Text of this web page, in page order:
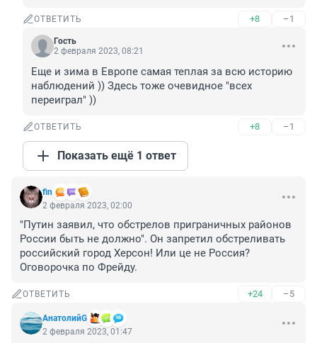
ОТВЕТИТЬ +8 –1
Гость
2 февраля 2023, 08:21
Еще и зима в Европе самая теплая за всю историю
наблюдений )) Здесь тоже очевидное "всех
переиграл" ))
ОТВЕТИТЬ +8 –1
Показать ещё 1 ответ
fin
2 февраля 2023, 02:00
"Путин заявил, что обстрелов приграничных районов
России быть не должно". Он запретил обстреливать
российский город Херсон! Или це не Россия?
Оговорочка по Фрейду.
ОТВЕТИТЬ +24 –5
АнатолийG
2 февраля 2023, 01:47